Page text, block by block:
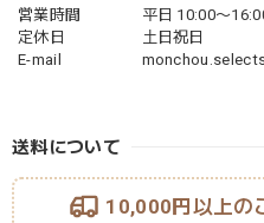
営業時間
平日 10:00〜
定休日
土日祝日
E-mail
送料について
10,000円以上の